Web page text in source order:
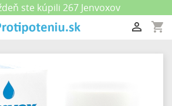
ste kúpili 267 Jenvoxov
shopping_cart
